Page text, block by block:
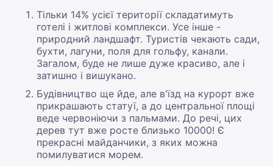
Тільки 14% усієї території складатимуть
готелі і житлові комплекси. Усе інше -
природний ландшафт. Туристів чекають сади,
бухти, лагуни, поля для гольфу, канали.
Загалом, буде не лише дуже красиво, але і
затишно і вишукано.
Будівництво ще йде, але в'їзд на курорт вже
прикрашають статуї, а до центральної площі
веде червоніючи з пальмами. До речі, цих
дерев тут вже росте близько 10000! Є
прекрасні майданчики, з яких можна
помилуватися морем.